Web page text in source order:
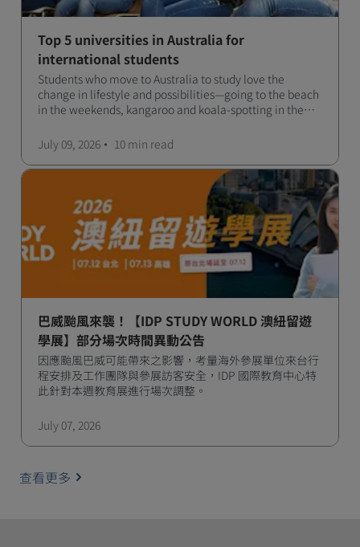
Top 5 universities in Australia for
international students
Students who move to Australia to study love the
change in lifestyle and possibilities—going to the beach
in the weekends, kangaroo and koala-spotting in the
manage traffic and a high standard of living.
July 09, 2026 10 min read
巴威颱風來襲！【IDP STUDY WORLD 澳紐留遊
學展】部分場次時間異動公告
因應颱風巴威可能帶來之影響，考量海外參展單位來台行
程安排及工作團隊與參展訪客安全，IDP 國際教育中心特
此針對本週教育展進行場次調整。
July 07, 2026
查看更多